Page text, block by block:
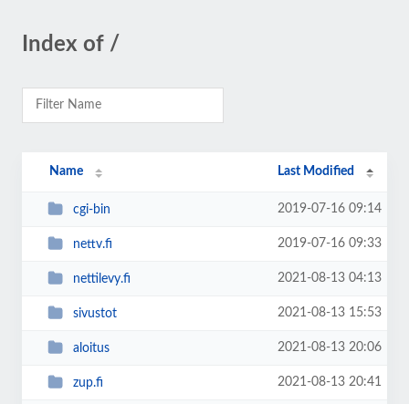
Index of /
Name Last Modified
cgi-bin 2019-07-16 09:14
nettv.fi 2019-07-16 09:33
nettilevy.fi 2021-08-13 04:13
sivustot 2021-08-13 15:53
aloitus 2021-08-13 20:06
zup.fi 2021-08-13 20:41